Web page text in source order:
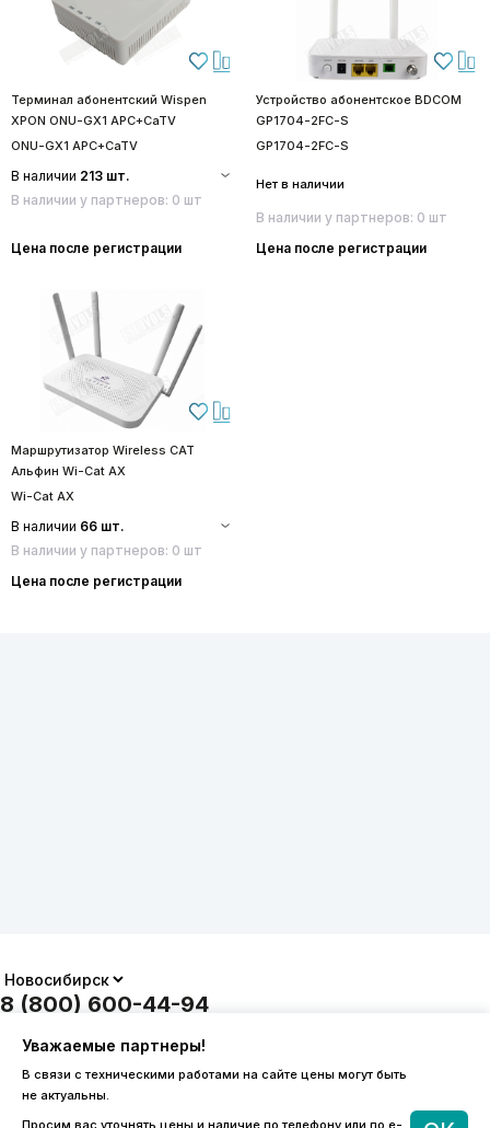
Терминал абонентский Wispen
XPON ONU-GX1 APC+CaTV
ONU-GX1 APC+CaTV
В наличии 213 шт.
В наличии у партнеров: 0 шт
Цена после регистрации
Устройство абонентское BDCOM
GP1704-2FC-S
GP1704-2FC-S
Нет в наличии
В наличии у партнеров: 0 шт
Цена после регистрации
Маршрутизатор Wireless CAT
Альфин Wi-Cat AX
Wi-Cat AX
В наличии 66 шт.
В наличии у партнеров: 0 шт
Цена после регистрации
Уважаемые партнеры!
В связи с техническими работами на сайте цены могут быть
не актуальны.
Просим вас уточнять цены и наличие по телефону или по e-
8 (800) 600-44-94
order@sibvols.ru
О компании